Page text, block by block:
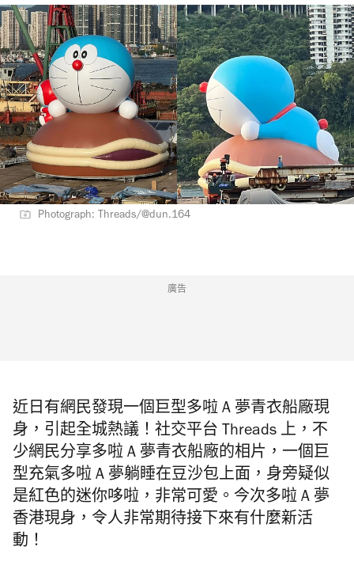
Photograph: Threads/@dun.164
廣告
近日有網民發現一個巨型多啦 A 夢青衣船廠現
身，引起全城熱議！社交平台 Threads 上，不
少網民分享多啦 A 夢青衣船廠的相片，一個巨
型充氣多啦 A 夢躺睡在豆沙包上面，身旁疑似
是紅色的迷你哆啦，非常可愛。今次多啦 A 夢
香港現身，令人非常期待接下來有什麼新活
動！